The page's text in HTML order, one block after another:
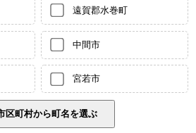
遠賀郡水巻町
中間市
宮若市